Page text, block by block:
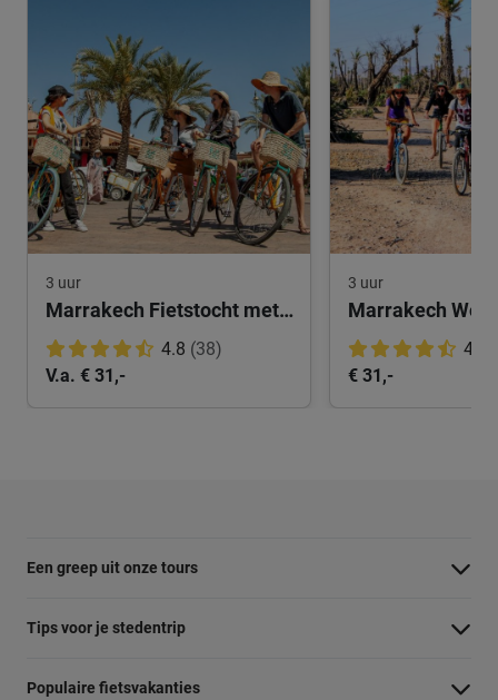
3 uur
Marrakech Fietstocht met Privégids
4.8 (38)
V.a. € 31,-
3 uur
Marrakech
4.8
€ 31,-
Een greep uit onze tours
Barcelona Panorama tour
Tips voor je stedentrip
Wat te doen in Amsterdam
Populaire fietsvakanties